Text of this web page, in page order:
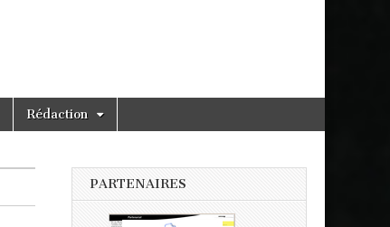
Rédaction
PARTENAIRES